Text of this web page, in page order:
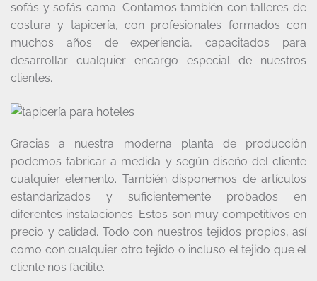
sofás y sofás-cama. Contamos también con talleres de
costura y tapicería, con profesionales formados con
muchos años de experiencia, capacitados para
desarrollar cualquier encargo especial de nuestros
clientes.
Gracias a nuestra moderna planta de producción
podemos fabricar a medida y según diseño del cliente
cualquier elemento. También disponemos de artículos
estandarizados y suficientemente probados en
diferentes instalaciones. Estos son muy competitivos en
precio y calidad. Todo con nuestros tejidos propios, así
como con cualquier otro tejido o incluso el tejido que el
cliente nos facilite.